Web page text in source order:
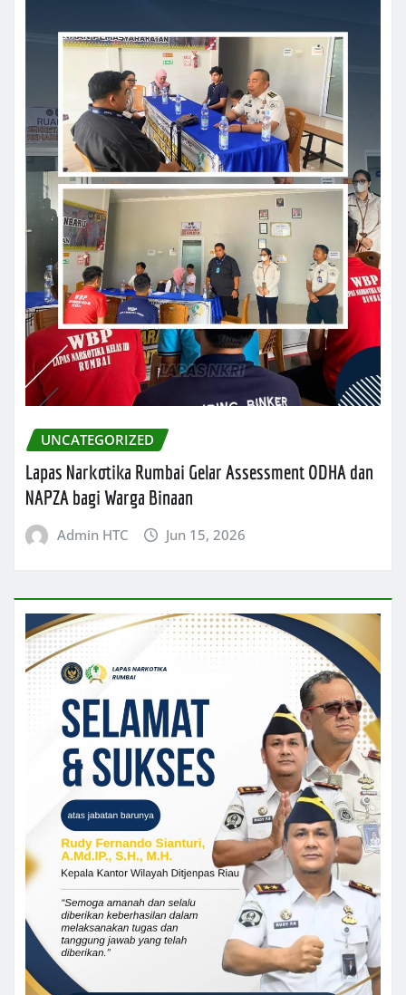
UNCATEGORIZED
Lapas Narkotika Rumbai Gelar Assessment ODHA dan
NAPZA bagi Warga Binaan
Admin HTC Jun 15, 2026